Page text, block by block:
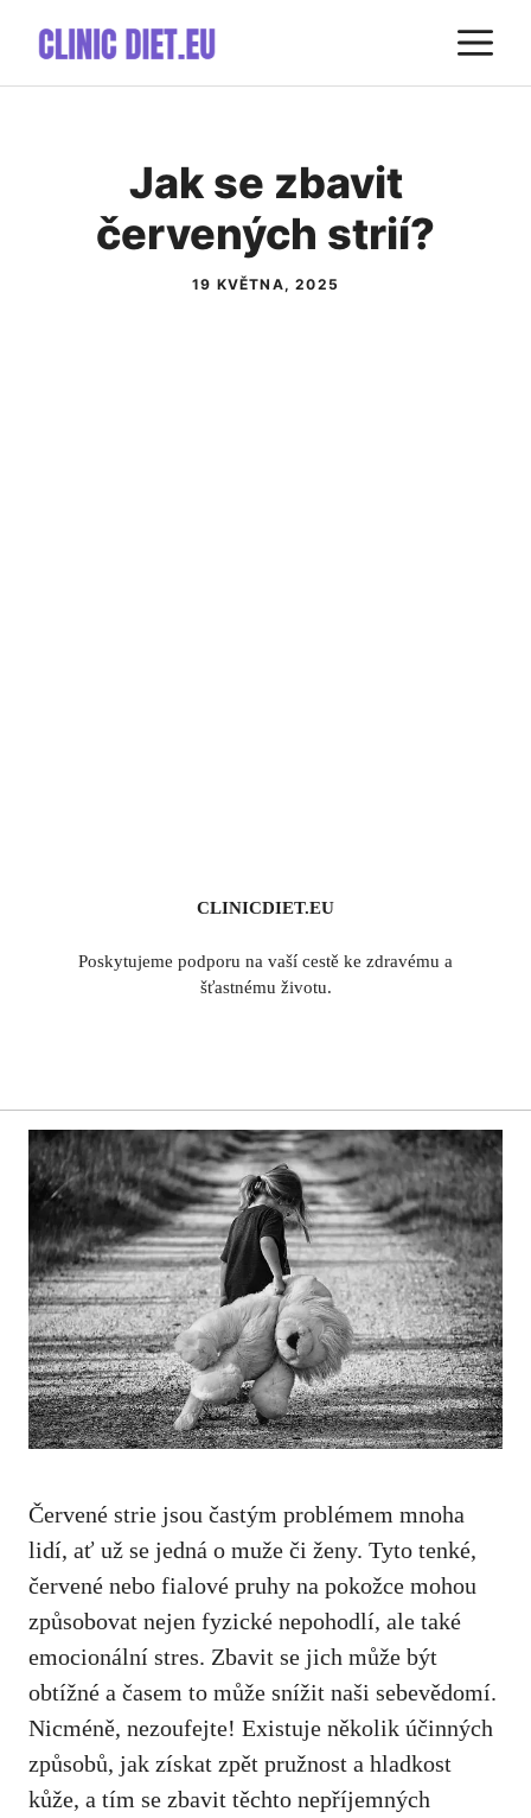
obsah
Jak se zbavit
červených strií?
19 KVĚTNA, 2025
CLINICDIET.EU
Poskytujeme podporu na vaší cestě ke zdravému a
šťastnému životu.
Červené strie‌ jsou častým⁢ problémem mnoha
lidí, ať už se jedná o muže⁣ či⁣ ženy. Tyto tenké,⁢
červené nebo fialové ​pruhy na pokožce ⁣mohou
způsobovat nejen fyzické nepohodlí, ale také
emocionální stres. Zbavit se jich může být
⁣obtížné a časem‌ to může snížit ⁣naši sebevědomí.
Nicméně, ⁤nezoufejte! Existuje několik účinných
způsobů,⁢ jak získat zpět pružnost a hladkost
kůže, a tím se⁢ zbavit těchto ‌nepříjemných